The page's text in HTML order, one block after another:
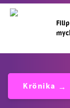
Krönika